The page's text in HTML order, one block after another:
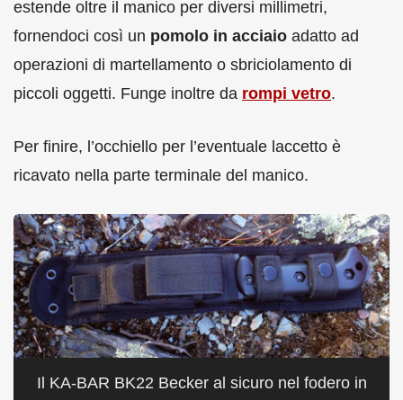
estende oltre il manico per diversi millimetri,
fornendoci così un pomolo in acciaio adatto ad
operazioni di martellamento o sbriciolamento di
piccoli oggetti. Funge inoltre da rompi vetro.
Per finire, l’occhiello per l’eventuale laccetto è
ricavato nella parte terminale del manico.
Il KA-BAR BK22 Becker al sicuro nel fodero in